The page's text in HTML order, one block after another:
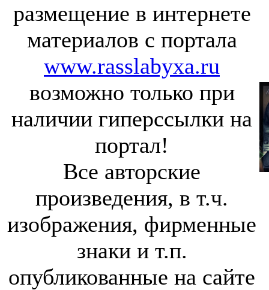
размещение в интернете
материалов с портала
www.rasslabyxa.ru
возможно только при
наличии гиперссылки на
портал!
Все авторские
произведения, в т.ч.
изображения, фирменные
знаки и т.п.
опубликованные на сайте